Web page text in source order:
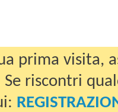
prima visita,
Se riscontri